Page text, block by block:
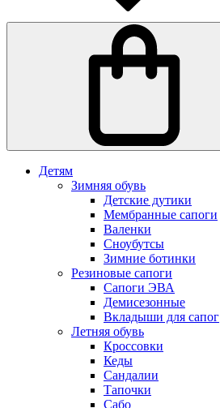
Детям
Зимняя обувь
Детские дутики
Мембранные сапоги
Валенки
Сноубутсы
Зимние ботинки
Резиновые сапоги
Сапоги ЭВА
Демисезонные
Вкладыши для сапог
Летняя обувь
Кроссовки
Кеды
Сандалии
Тапочки
Сабо